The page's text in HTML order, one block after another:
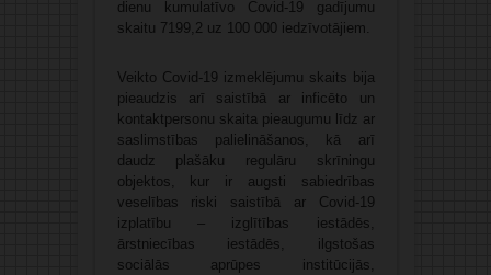
dienu kumulatīvo Covid-19 gadījumu
skaitu 7199,2 uz 100 000 iedzīvotājiem.
Veikto Covid-19 izmeklējumu skaits bija
pieaudzis arī saistībā ar inficēto un
kontaktpersonu skaita pieaugumu līdz ar
saslimstības palielināšanos, kā arī
daudz plašāku regulāru skrīningu
objektos, kur ir augsti sabiedrības
veselības riski saistībā ar Covid-19
izplatību – izglītības iestādēs,
ārstniecības iestādēs, ilgstošas
sociālās aprūpes institūcijās,